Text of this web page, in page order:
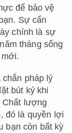
để bảo vệ
Sự cẩn
chính là sự
tháng sống
pháp lý
bút ký khi
Chất lượng
đó là quyền lợi
bạn còn bất kỳ